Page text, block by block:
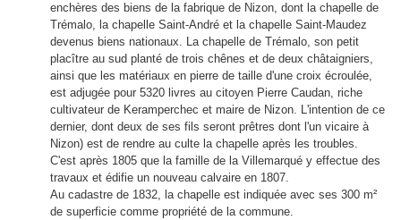
enchères des biens de la fabrique de Nizon, dont la chapelle de
Trémalo, la chapelle Saint-André et la chapelle Saint-Maudez
devenus biens nationaux. La chapelle de Trémalo, son petit
placître au sud planté de trois chênes et de deux châtaigniers,
ainsi que les matériaux en pierre de taille d'une croix écroulée,
est adjugée pour 5320 livres au citoyen Pierre Caudan, riche
cultivateur de Keramperchec et maire de Nizon. L'intention de ce
dernier, dont deux de ses fils seront prêtres dont l'un vicaire à
Nizon) est de rendre au culte la chapelle après les troubles.
C'est après 1805 que la famille de la Villemarqué y effectue des
travaux et édifie un nouveau calvaire en 1807.
Au cadastre de 1832, la chapelle est indiquée avec ses 300 m²
de superficie comme propriété de la commune.